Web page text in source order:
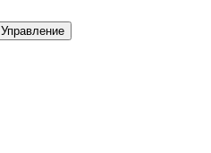
Управление